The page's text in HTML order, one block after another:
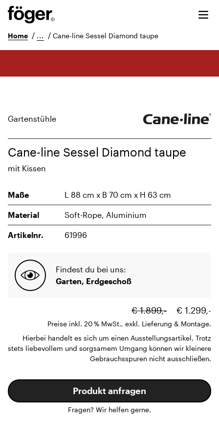
Home / ... / Cane-line Sessel Diamond taupe
Gartenstühle
Cane-line Sessel Diamond taupe
mit Kissen
Maße L 88 cm x B 70 cm x H 63 cm
Material Soft-Rope, Aluminium
Artikelnr. 61996
Findest du bei uns:
Garten, Erdgeschoß
€ 1.899,- € 1.299,-
Preise inkl. 20 % MwSt., exkl. Lieferung & Montage.
Hierbei handelt es sich um einen Ausstellungsartikel. Trotz
stets liebevollem und sorgsamem Umgang können wir kleinere
Gebrauchsspuren nicht ausschließen.
Produkt anfragen
Fragen? Wir helfen gerne.